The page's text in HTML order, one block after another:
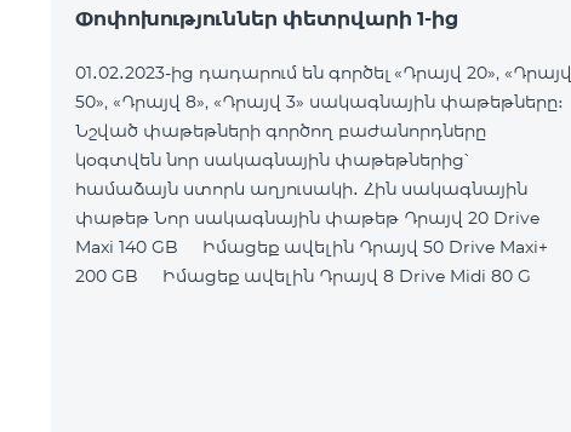
Փոփոխություններ փետրվարի 1-ից
01․02․2023-ից դադարում են գործել «Դրայվ 20», «Դրայվ
50», «Դրայվ 8», «Դրայվ 3» սակագնային փաթեթները։
Նշված փաթեթների գործող բաժանորդները
կօգտվեն նոր սակագնային փաթեթներից՝
համաձայն ստորև աղյուսակի․ Հին սակագնային
փաթեթ Նոր սակագնային փաթեթ Դրայվ 20 Drive
Maxi 140 GB Իմացեք ավելին Դրայվ 50 Drive Maxi+
200 GB Իմացեք ավելին Դրայվ 8 Drive Midi 80 G